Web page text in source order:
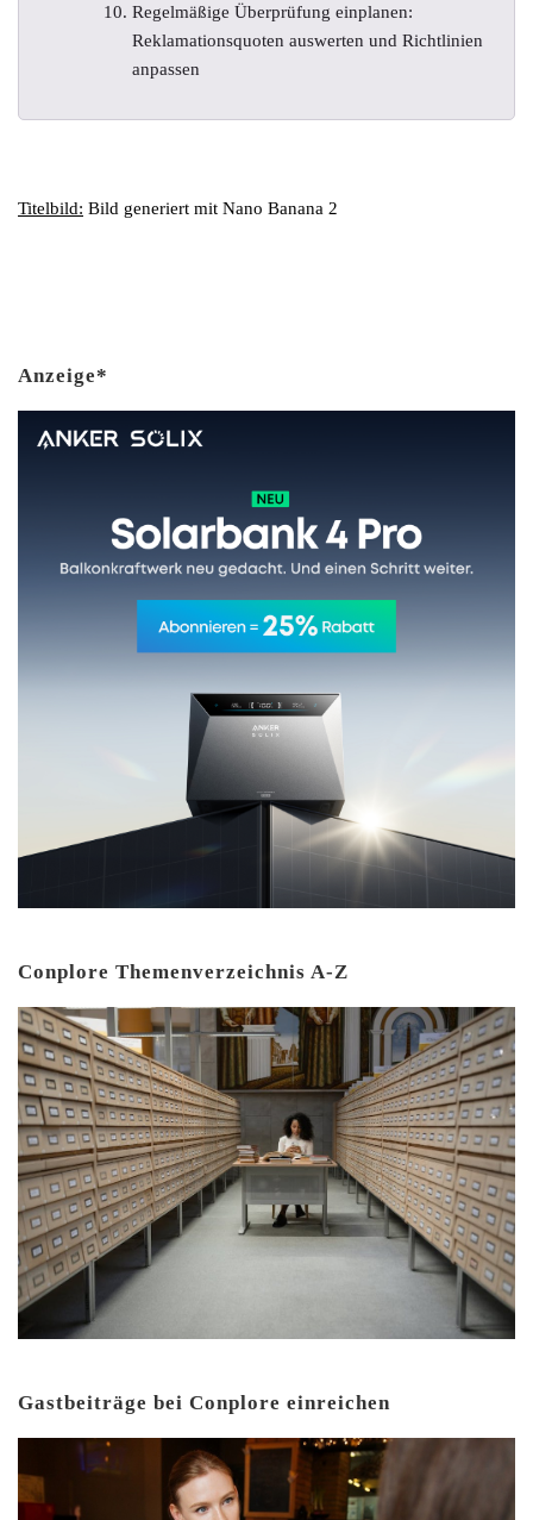
Regelmäßige Überprüfung einplanen:
Reklamationsquoten auswerten und Richtlinien
anpassen
Titelbild: Bild generiert mit Nano Banana 2
Anzeige*
Conplore Themenverzeichnis A-Z
Gastbeiträge bei Conplore einreichen